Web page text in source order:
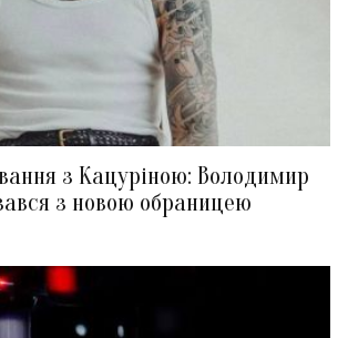
з Кацуріною: Володимир
з новою обраницею